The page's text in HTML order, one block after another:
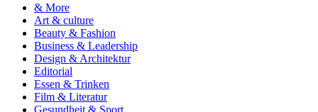
& More
Art & culture
Beauty & Fashion
Business & Leadership
Design & Architektur
Editorial
Essen & Trinken
Film & Literatur
Gesundheit & Sport